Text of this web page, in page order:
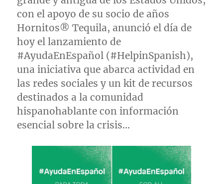
con el apoyo de su socio de años
Hornitos® Tequila, anunció el día de
hoy el lanzamiento de
#AyudaEnEspañol (#HelpinSpanish),
una iniciativa que abarca actividad en
las redes sociales y un kit de recursos
destinados a la comunidad
hispanohablante con información
esencial sobre la crisis…